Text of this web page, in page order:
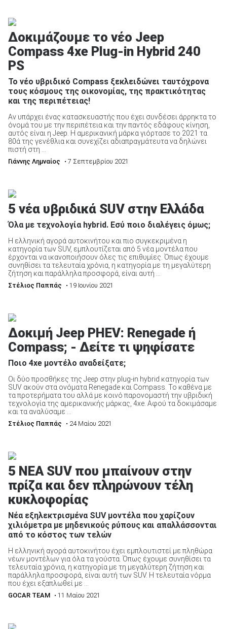
Δοκιμάζουμε το νέο Jeep
Compass 4xe Plug-in Hybrid 240
PS
Το νέο υβριδικό Compass ξεκλειδώνει ταυτόχρονα
τους κόσμους της οικονομίας, της πρακτικότητας
και της περιπέτειας!
Αν υπάρχει ένας κατασκευαστής που έχει συνδέσει άρρηκτα το
όνομά του με την περιπέτεια και την παντός εδάφους κίνηση,
αυτός είναι η Jeep. Η αμερικανική μάρκα γιόρτασε το 2021 τα
80ά της γενέθλια και συνεχίζει αδιαπραγμάτευτα να δηλώνει
πιστή στη ...
Γιάννης Λημναίος • 7 Σεπτεμβρίου 2021
5 νέα υβριδικά SUV στην Ελλάδα
Όλα με τεχνολογία hybrid. Εσύ ποιο διαλέγεις όμως;
Η ελληνική αγορά αυτοκινήτου και πιο συγκεκριμένα η
κατηγορία των SUV, εμπλουτίζεται από 5 νέα μοντέλα που
έρχονται να ικανοποιήσουν όλες τις επιθυμίες. Όπως έχουμε
συνηθίσει τα τελευταία χρόνια, η κατηγορία με τη μεγαλύτερη
ζήτηση και παράλληλα προσφορά, είναι αυτή ...
Στέλιος Παππάς • 19 Ιουνίου 2021
Δοκιμή Jeep PHEV: Renegade ή
Compass; - Δείτε τι ψηφίσατε
Ποιο 4xe μοντέλο αναδείξατε;
Οι δύο προσθήκες της Jeep στην plug-in hybrid κατηγορία των
SUV ακούν στα ονόματα Renegade και Compass. Το καθένα με
τα προτερήματα του αλλά με κοινό παρονομαστή την υβριδική
τεχνολογία της αμερικανικής μάρκας, 4xe. Αφού τα δοκιμάσαμε
και τα αναλύσαμε ...
Στέλιος Παππάς • 24 Μαίου 2021
5 ΝΕΑ SUV που μπαίνουν στην
πρίζα και δεν πληρώνουν τέλη
κυκλοφορίας
Νέα εξηλεκτρισμένα SUV μοντέλα που χαρίζουν
χιλιόμετρα με μηδενικούς ρύπους και απαλλάσσονται
από το κόστος των τελών
Η ελληνική αγορά αυτοκινήτου έχει εμπλουτιστεί με πληθώρα
νέων μοντέλων για όλα τα γούστα. Όπως έχουμε συνηθίσει τα
τελευταία χρόνια, η κατηγορία με τη μεγαλύτερη ζήτηση και
παράλληλα προσφορά, είναι αυτή των SUV. Η τελευταία νόρμα
που έχει εξαπλωθεί με ...
GOCAR TEAM • 11 Μαίου 2021